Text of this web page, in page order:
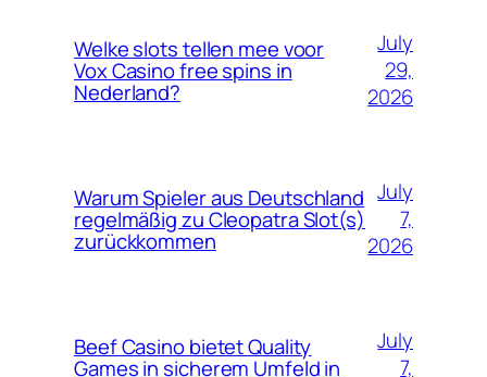
Welke slots tellen mee voor
Vox Casino free spins in
Nederland?
July
29,
2026
Warum Spieler aus Deutschland
regelmäßig zu Cleopatra Slot(s)
zurückkommen
July
7,
2026
Beef Casino bietet Quality
Games in sicherem Umfeld in
July
7,